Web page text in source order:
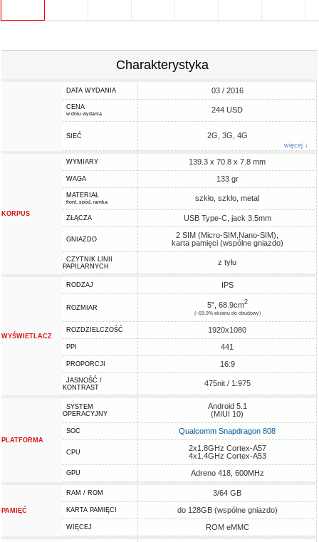
Charakterystyka
DATA WYDANIA 03 / 2016
CENA
w dniu wydania 244 USD
SIEĆ 2G, 3G, 4G
więcej ↓
KORPUS
WYMIARY 139.3 x 70.8 x 7.8 mm
WAGA 133 gr
MATERIAŁ
front, spód, ramka szkło, szkło, metal
ZŁĄCZA USB Type-C, jack 3.5mm
GNIAZDO
2 SIM (Micro-SIM,Nano-SIM),
karta pamięci (wspólne gniazdo)
CZYTNIK LINII
PAPILARNYCH
z tyłu
WYŚWIETLACZ
RODZAJ IPS
ROZMIAR 5", 68.9cm2
(~69.9% ekranu do obudowy)
ROZDZIELCZOŚĆ 1920x1080
PPI 441
PROPORCJI 16:9
JASNOŚĆ /
KONTRAST
475nit / 1:975
PLATFORMA
SYSTEM
OPERACYJNY
Android 5.1
(MIUI 10)
SOC Qualcomm Snapdragon 808
CPU
2x1.8GHz Cortex-A57
4x1.4GHz Cortex-A53
GPU Adreno 418, 600MHz
PAMIĘĆ
RAM / ROM 3/64 GB
KARTA PAMIĘCI do 128GB (wspólne gniazdo)
WIĘCEJ ROM eMMC